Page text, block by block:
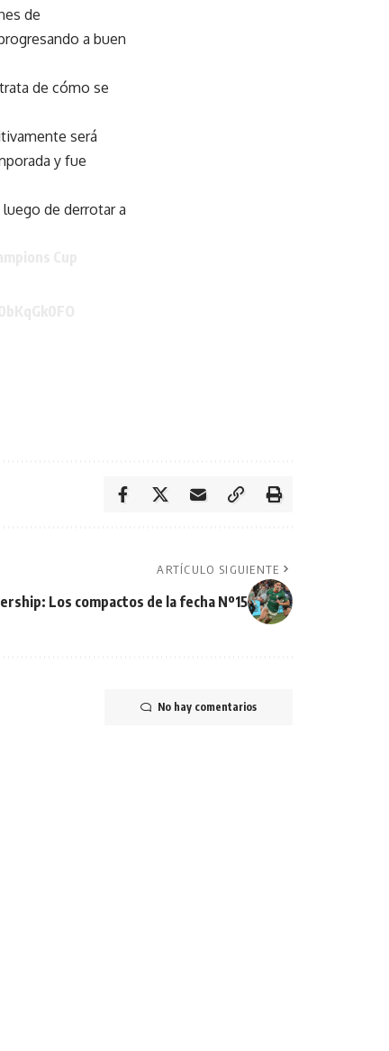
de
a buen
de cómo se
será
y fue
de derrotar a
ARTÍCULO SIGUIENTE
Los compactos de la fecha Nº15
No hay comentarios